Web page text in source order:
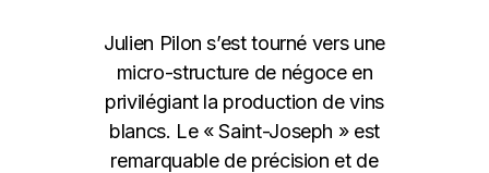
Julien Pilon s’est tourné vers une
micro-structure de négoce en
privilégiant la production de vins
blancs. Le « Saint-Joseph » est
remarquable de précision et de